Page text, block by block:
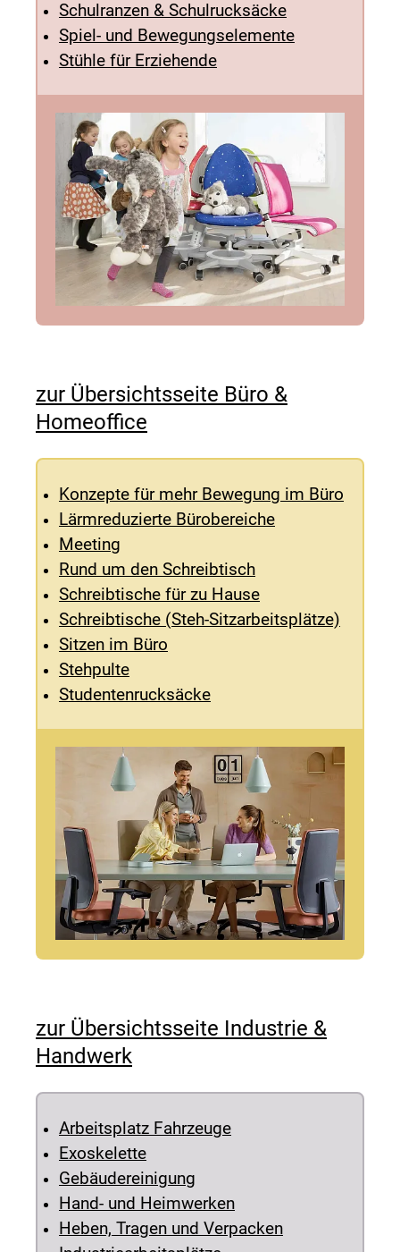
Schulranzen & Schulrucksäcke
Spiel- und Bewegungselemente
Stühle für Erziehende
zur Übersichtsseite Büro &
Homeoffice
Konzepte für mehr Bewegung im Büro
Lärmreduzierte Bürobereiche
Meeting
Rund um den Schreibtisch
Schreibtische für zu Hause
Schreibtische (Steh-Sitzarbeitsplätze)
Sitzen im Büro
Stehpulte
Studentenrucksäcke
zur Übersichtsseite Industrie &
Handwerk
Arbeitsplatz Fahrzeuge
Exoskelette
Gebäudereinigung
Hand- und Heimwerken
Heben, Tragen und Verpacken